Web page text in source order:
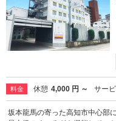
料金 休憩 4,000 円 ～ サー
坂本龍馬の寄った高知市中心部